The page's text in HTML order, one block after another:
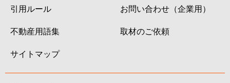
引用ルール
不動産用語集
サイトマップ
お問い合わせ（企業用）
取材のご依頼